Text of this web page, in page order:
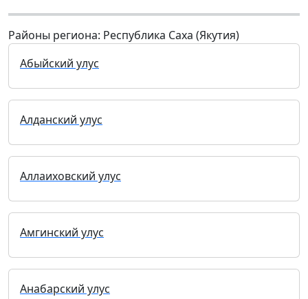
Районы региона: Республика Саха (Якутия)
Абыйский улус
Алданский улус
Аллаиховский улус
Амгинский улус
Анабарский улус